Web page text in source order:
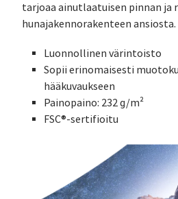
tarjoaa ainutlaatuisen pinnan ja
hunajakennorakenteen ansiosta.
Luonnollinen värintoisto
Sopii erinomaisesti
hääkuvaukseen
Painopaino: 232 g/m²
FSC®-sertifioitu